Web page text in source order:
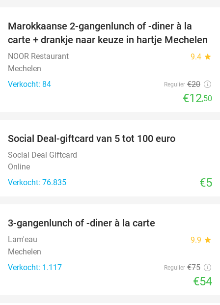
38%
Marokkaanse 2-gangenlunch of -diner à la
carte + drankje naar keuze in hartje Mechelen
NOOR Restaurant 9.4 star
Mechelen
Verkocht: 84
Regulier €20
€12,50
Social Deal-giftcard van 5 tot 100 euro
Social Deal Giftcard
Online
Verkocht: 76.835
€5
3-gangenlunch of -diner à la carte
Lam'eau 9.9 star
Mechelen
Verkocht: 1.117
Regulier €75
€54